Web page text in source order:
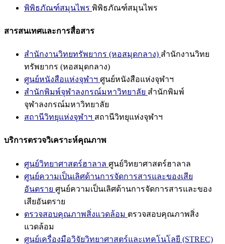
พิพิธภัณฑ์สมุนไพร พิพิธภัณฑ์สมุนไพร
สารสนเทศและการสื่อสาร
สำนักงานวิทยทรัพยากร (หอสมุดกลาง) สำนักงานวิทย
ทรัพยากร (หอสมุดกลาง)
ศูนย์หนังสือแห่งจุฬาฯ ศูนย์หนังสือแห่งจุฬาฯ
สำนักพิมพ์จุฬาลงกรณ์มหาวิทยาลัย สำนักพิมพ์
จุฬาลงกรณ์มหาวิทยาลัย
สถานีวิทยุแห่งจุฬาฯ สถานีวิทยุแห่งจุฬาฯ
บริการตรวจวิเคราะห์คุณภาพ
ศูนย์วิทยาศาสตร์ฮาลาล ศูนย์วิทยาศาสตร์ฮาลาล
ศูนย์ความเป็นเลิศด้านการจัดการสารและของเสีย
อันตราย ศูนย์ความเป็นเลิศด้านการจัดการสารและของ
เสียอันตราย
ตรวจสอบคุณภาพสิ่งแวดล้อม ตรวจสอบคุณภาพสิ่ง
แวดล้อม
ศูนย์เครื่องมือวิจัยวิทยาศาสตร์และเทคโนโลยี (STREC)